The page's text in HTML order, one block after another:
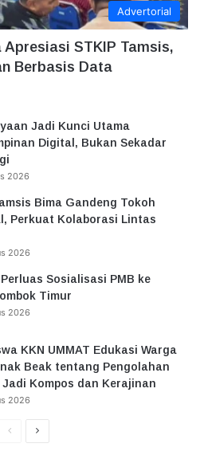
Advertorial
STKIP Tamsis,
Berbasis Data
Jadi Kunci Utama
Digital, Bukan Sekadar
2026
Bima Gandeng Tokoh
Perkuat Kolaborasi Lintas
2026
Perluas Sosialisasi PMB ke
Timur
2026
KKN UMMAT Edukasi Warga
Beak tentang Pengolahan
Jadi Kompos dan Kerajinan
2026
HalamanHalaman